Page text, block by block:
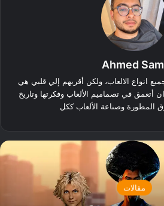
Ahmed
انواع الالعاب، ولكن أقربهم إلي قلبي هي
ان أتعمق في تصماميم الألعاب وفكرتها وتاريخ
المطورة وصناعة الألعاب ككل
مقالات